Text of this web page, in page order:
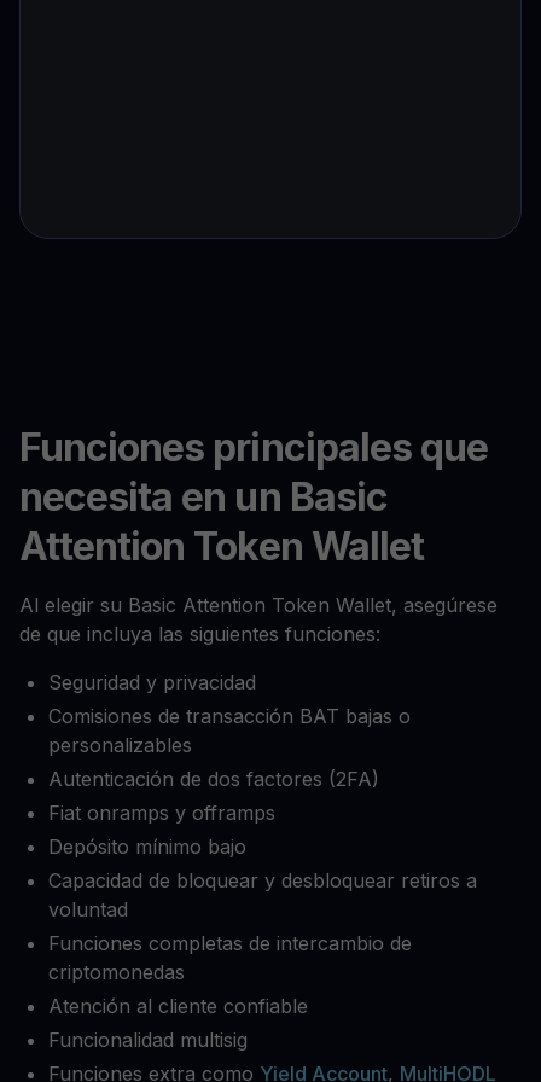
Funciones principales que
necesita en un Basic
Attention Token Wallet
Al elegir su Basic Attention Token Wallet, asegúrese
de que incluya las siguientes funciones:
Seguridad y privacidad
Comisiones de transacción BAT bajas o
personalizables
Autenticación de dos factores (2FA)
Fiat onramps y offramps
Depósito mínimo bajo
Capacidad de bloquear y desbloquear retiros a
voluntad
Funciones completas de intercambio de
criptomonedas
Atención al cliente confiable
Funcionalidad multisig
Funciones extra como Yield Account, MultiHODL